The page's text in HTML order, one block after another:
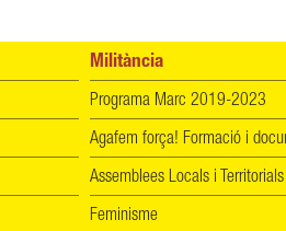
Militància
Programa Marc 2019-2023
Agafem força! Formació i
Assemblees Locals i Territorials
Feminisme